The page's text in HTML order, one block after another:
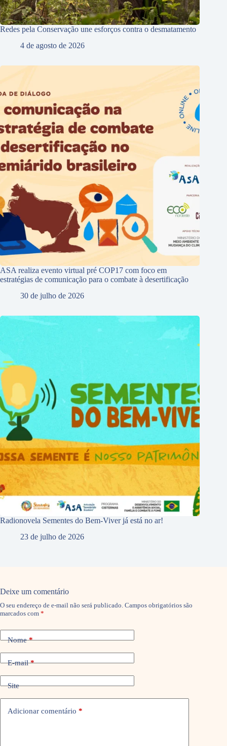
Redes pela Conservação une esforços contra o desmatamento
4 de agosto de 2026
ASA realiza evento virtual pré COP17 com foco em
estratégias de comunicação para o combate à desertificação
30 de julho de 2026
Radionovela Sementes do Bem-Viver já está no ar!
23 de julho de 2026
Deixe um comentário
O seu endereço de e-mail não será publicado. Campos obrigatórios são
marcados com *
Nome*
E-mail*
Site
Adicionar comentário *